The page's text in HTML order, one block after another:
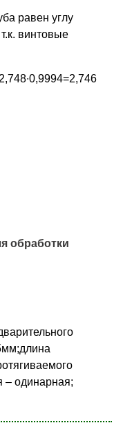
равен углу
винтовые
обработки
– одинарная;